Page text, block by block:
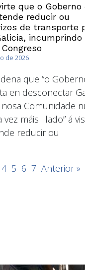
que o Goberno
reducir ou
de transporte
incumprindo
de 2026
que “o
en desconectar
Comunidade
máis illado” á
reducir ou
4 5 6 7 Anterior »